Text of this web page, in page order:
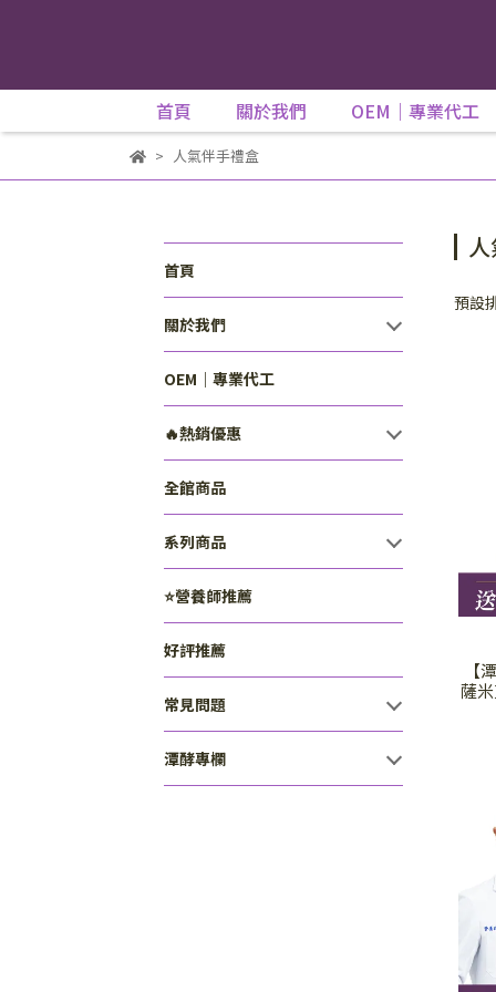
首頁 關於我們 OEM｜專業代工
人氣伴手禮盒
首頁
關於我們
OEM｜專業代工
🔥熱銷優惠
全館商品
系列商品
⭐營養師推薦
好評推薦
常見問題
潭酵專欄
預設
【
薩